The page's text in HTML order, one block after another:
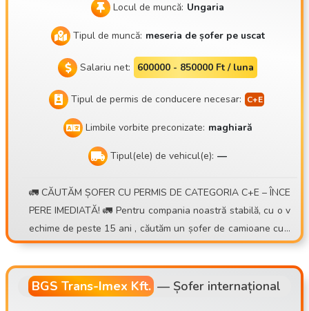
Locul de muncă: Ungaria
Tipul de muncă: meseria de șofer pe uscat
Salariu net: 600000 - 850000 Ft / luna
Tipul de permis de conducere necesar:
Limbile vorbite preconizate: maghiară
Tipul(ele) de vehicul(e): —
🚛 CĂUTĂM ȘOFER CU PERMIS DE CATEGORIA C+E – ÎNCE
PERE IMEDIATĂ! 🚛 Pentru compania noastră stabilă, cu o v
echime de peste 15 ani , căutăm un șofer de camioane cu r
emorcă pentru containere , cu program de lucru zilnic sau s
ăptămânal . 💰 Ce oferim: • Posibilitatea unui venit de 30.00
0 – 40.000 Ft/zi • Sistem de prime bazat pe numărul de curs
e • Indemnizație zilnică suplimentară pentru transporturi int
BGS Trans-Imex Kft. — Șofer internațional